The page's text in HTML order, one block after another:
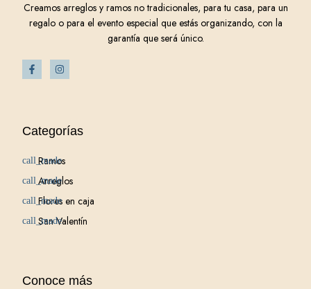
Creamos arreglos y ramos no tradicionales, para tu casa, para un
regalo o para el evento especial que estás organizando, con la
garantía que será único.
Categorías
Ramos
Arreglos
Flores en caja
San Valentín
Conoce más